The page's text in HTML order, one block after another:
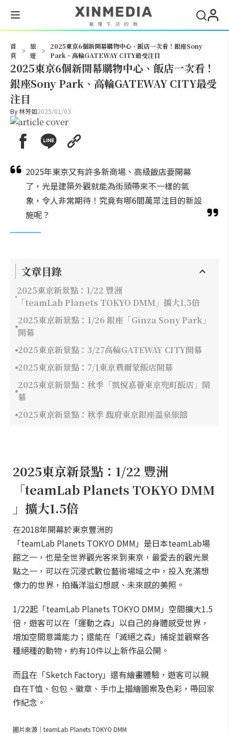
首
頁
>
旅
遊
>
2025東京6個新開幕購物中心、飯店一次看！銀座Sony
Park、高輪GATEWAY CITY最受注目
2025東京6個新開幕購物中心、飯店一次看！
銀座Sony Park、高輪GATEWAY CITY最受
注目
By林芳如2025/01/03
2025年東京又有許多新商場、高級飯店要開幕
了，光是建築外觀就能為街頭帶來不一樣的氣
象，令人非常期待！究竟有哪6間萬眾注目的新設
施呢？
文章目錄
2025東京新景點：1/22 豐洲
「teamLab Planets TOKYO DMM」擴大1.5倍
2025東京新景點：1/26 銀座「Ginza Sony Park」
開幕
2025東京新景點：3/27高輪GATEWAY CITY開幕
2025東京新景點：7/1東京費爾蒙飯店開幕
2025東京新景點：秋季「凱悅嘉薈東京兜町飯店」開
幕
2025東京新景點：秋季 馥府東京銀座溫泉旅館
2025東京新景點：1/22 豐洲
「teamLab Planets TOKYO DMM
」擴大1.5倍
在2018年開幕於東京豐洲的
「teamLab Planets TOKYO DMM」是日本teamLab場
館之一，也是全世界觀光客來到東京，最愛去的觀光景
點之一，可以在沉浸式數位藝術場域之中，投入充滿想
像力的世界，拍攝洋溢幻想感、未來感的美照。
1/22起「teamLab Planets TOKYO DMM」空間擴大1.5
倍，遊客可以在「運動之森」以自己的身體感受世界，
增加空間意識能力；還能在「滅絕之森」捕捉並觀察各
種絕種的動物，約有10件以上新作品公開。
而且在「Sketch Factory」還有繪畫體驗，遊客可以親
自在T恤、包包、徽章、手巾上描繪圖案及色彩，帶回家
作紀念。
圖片來源｜teamLab Planets TOKYO DMM